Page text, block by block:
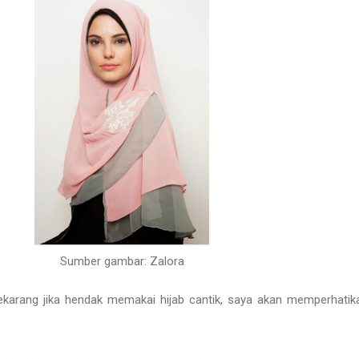
Sumber gambar: Zalora
jika hendak memakai hijab cantik, saya akan